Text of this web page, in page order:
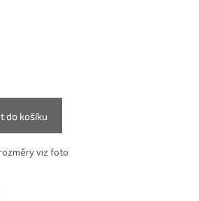
do košíku
viz foto